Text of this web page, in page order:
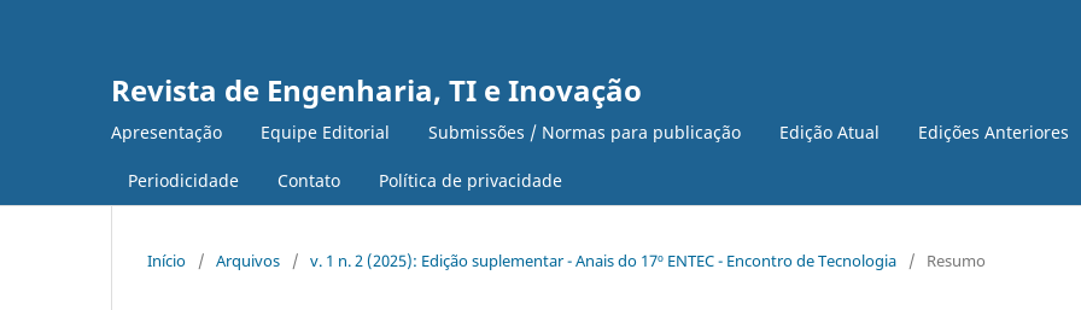
Revista de Engenharia, TI e Inovação
Apresentação Equipe Editorial Submissões / Normas para publicação Edição Atual Edições Anteriores
Periodicidade Contato Política de privacidade
Início / Arquivos / v. 1 n. 2 (2025): Edição suplementar - Anais do 17º ENTEC - Encontro de Tecnologia / Resumo